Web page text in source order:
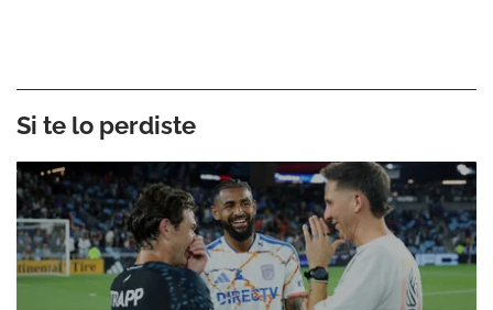
Si te lo perdiste